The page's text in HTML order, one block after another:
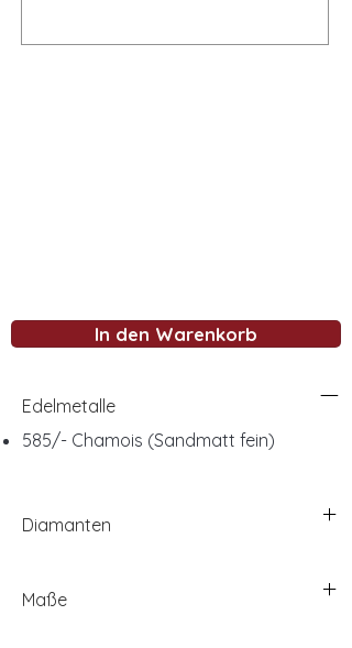
In den Warenkorb
Edelmetalle
585/- Chamois (Sandmatt fein)
Diamanten
Maße